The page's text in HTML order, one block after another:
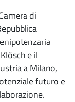
di
e il
a Milano,
futuro e